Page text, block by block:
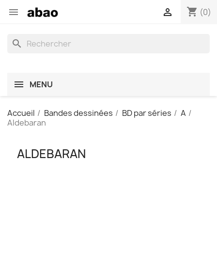
 shopping_cart (0)

search
MENU
Accueil Bandes dessinées BD par séries
A
Aldebaran
ALDEBARAN